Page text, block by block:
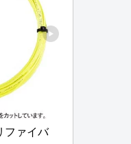
ファイバ